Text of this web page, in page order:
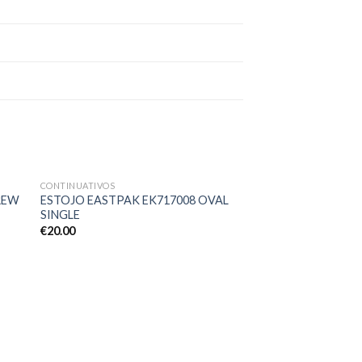
Adicionar
aos meus
CONTINUATIVOS
ESTOJO EASTPAK EK717008 OVAL
SINGLE
€20.00